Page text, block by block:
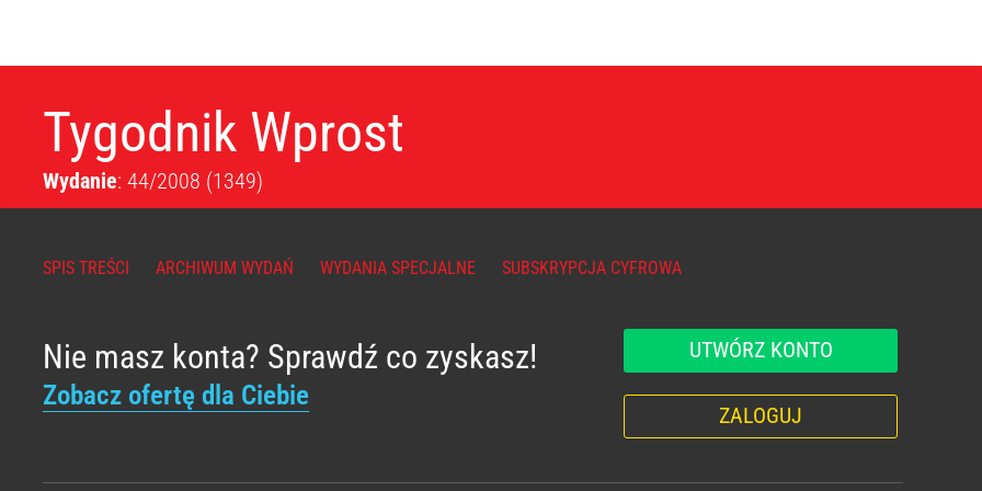
Tygodnik Wprost
Wydanie: 44/2008 (1349)
SPIS TREŚCI ARCHIWUM WYDAŃ WYDANIA SPECJALNE SUBSKRYPCJA CYFROWA
Nie masz konta? Sprawdź co zyskasz!
Zobacz ofertę dla Ciebie
UTWÓRZ KONTO
ZALOGUJ